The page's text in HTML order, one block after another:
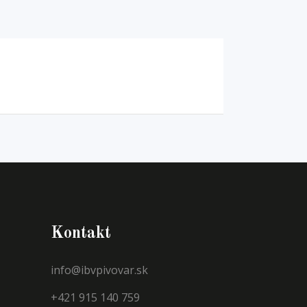
Kontakt
info@ibvpivovar.sk
+421 915 140 759